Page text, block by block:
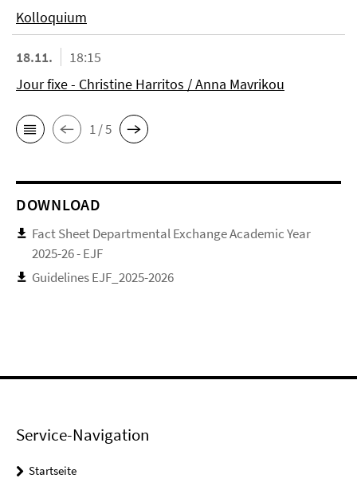
Kolloquium
18.11.
18:15
Jour fixe - Christine Harritos / Anna Mavrikou
1 / 5
DOWNLOAD
Fact Sheet Departmental Exchange Academic Year
2025-26 - EJF
Guidelines EJF_2025-2026
Service-Navigation
Startseite